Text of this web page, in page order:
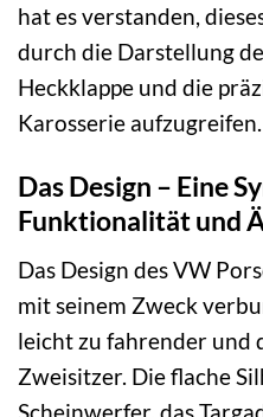
hat es verstanden,
durch die Darstellung
Heckklappe und die
Karosserie aufzugreifen.
Das Design – Eine
Funktionalität und
Das Design des VW
mit seinem Zweck
leicht zu fahrender und
Zweisitzer. Die flache